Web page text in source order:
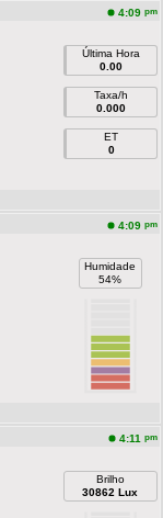
4:09 pm
Última Hora
0.00
Taxa/h
0.000
ET
0
4:09 pm
Humidade
54%
4:11 pm
Brilho
30862 Lux